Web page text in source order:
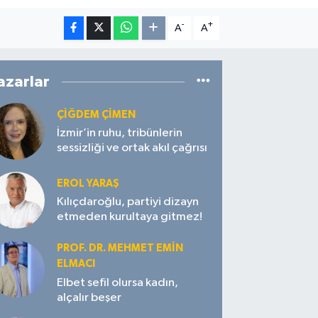
A- A+
ÇIĞDEM ÇIMEN
İzmir’in ruhu, tribünlerin
sessizliği ve ortak akıl çağrısı
EROL YARAŞ
Kılıçdaroğlu, partiyi dizayn
etmeden kurultaya gitmez!
PROF. DR. MEHMET EMIN
ELMACI
Elbet sefil olursa kadın,
alçalır beşer